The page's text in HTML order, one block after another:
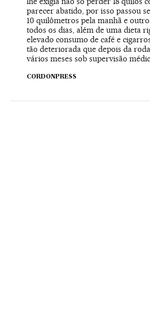
parecer abatido, por isso passou
10 quilômetros pela manhã e
todos os dias, além de uma dieta
elevado consumo de café e
tão deteriorada que depois da
vários meses sob supervisão
CORDONPRESS